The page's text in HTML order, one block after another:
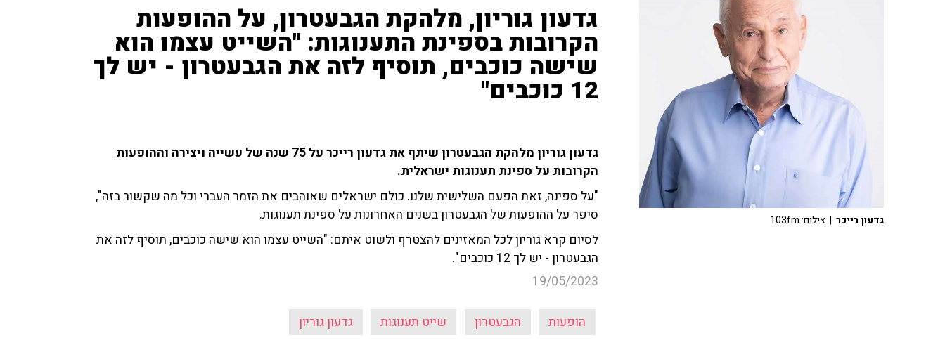
גדעון גוריון, מלהקת הגבעטרון, על ההופעות
הקרובות בספינת התענוגות: "השייט עצמו הוא
שישה כוכבים, תוסיף לזה את הגבעטרון - יש לך
12 כוכבים"
גדעון גוריון מלהקת הגבעטרון שיתף את גדעון רייכר על 75 שנה של עשייה ויצירה וההופעות
הקרובות על ספינת תענוגות ישראלית.
"על ספינה, זאת הפעם השלישית שלנו. כולם ישראלים שאוהבים את הזמר העברי וכל מה שקשור בזה",
סיפר על ההופעות של הגבעטרון בשנים האחרונות על ספינת תענוגות.
לסיום קרא גוריון לכל המאזינים להצטרף ולשוט איתם: "השייט עצמו הוא שישה כוכבים, תוסיף לזה את
הגבעטרון - יש לך 12 כוכבים".
19/05/2023
הופעות הגבעטרון שייט תענוגות גדעון גוריון
גדעון רייכר | צילום: 103fm